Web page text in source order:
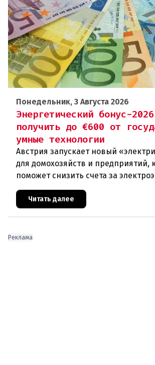
Понедельник, 3 Августа 2026
Энергетический бонус-
получить до €600 от
умные технологии
Австрия запускает новый
для домохозяйств и предприятий,
поможет снизить счета за
разгрузить энергосети. Частные
получить до 600 евро на устано
Читать далее
Реклама